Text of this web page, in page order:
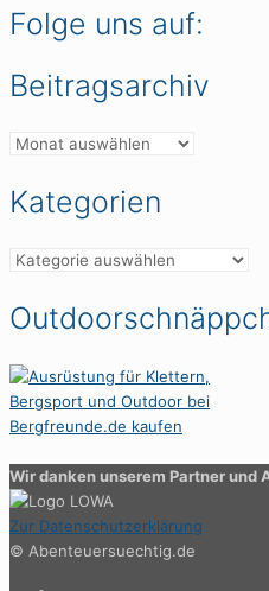
Folge uns auf:
Beitragsarchiv
Beitragsarchiv
Kategorien
Kategorien
Wir danken unserem Partner und
Zur Datenschutzerklärung
© Abenteuersuechtig.de